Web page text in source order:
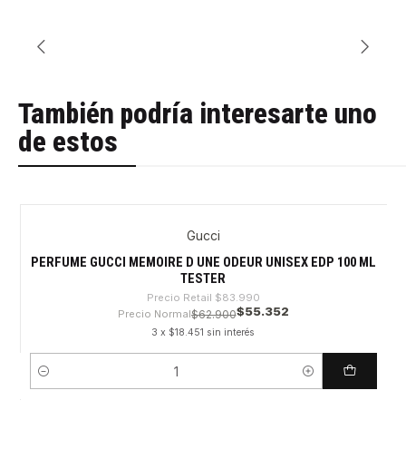
También podría interesarte uno
de estos
Gucci
PERFUME GUCCI MEMOIRE D UNE ODEUR UNISEX EDP 100 ML
TESTER
Precio Retail $83.990
Precio Normal$62.900$55.352
3 x $18.451 sin interés
Cantidad